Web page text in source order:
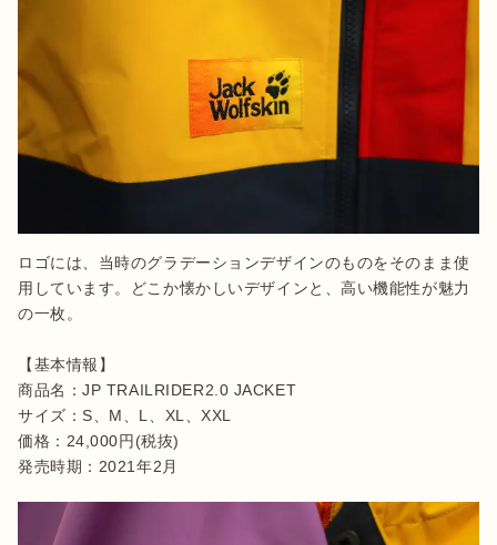
ロゴには、当時のグラデーションデザインのものをそのまま使
用しています。どこか懐かしいデザインと、高い機能性が魅力
の一枚。
【基本情報】
商品名：JP TRAILRIDER2.0 JACKET
サイズ：S、M、L、XL、XXL
価格：24,000円(税抜)
発売時期：2021年2月